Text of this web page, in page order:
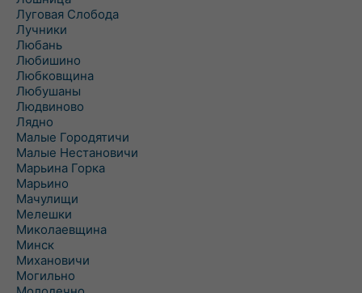
Луговая Слобода
Лучники
Любань
Любишино
Любковщина
Любушаны
Людвиново
Лядно
Малые Городятичи
Малые Нестановичи
Марьина Горка
Марьино
Мачулищи
Мелешки
Миколаевщина
Минск
Михановичи
Могильно